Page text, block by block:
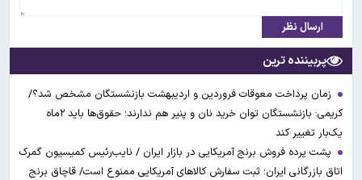
ارسال نظر
پربیننده ترین
زمان پرداخت معوقات فروردین و اردیبهشت بازنشستگان مشخص شد؟/
کریمی: بازنشستگان توان خرید نان و پنیر هم ندارند؛ حقوق‌ها باید ۲ماه
یک‌بار تغییر کند
پشت پرده فروش برنج آمریکایی در بازار ایران / نایب‌رئیس کمیسیون گمرک
اتاق بازرگانی ایران؛ ثبت سفارش کالاهای آمریکایی ممنوع است/ قاچاق برنج